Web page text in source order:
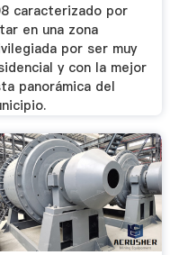
caracterizado por
en una zona
por ser muy
y con la mejor
panorámica del